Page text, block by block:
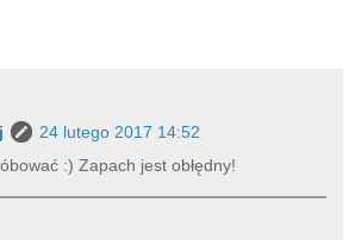
24 lutego 2017 14:52
:) Zapach jest obłędny!